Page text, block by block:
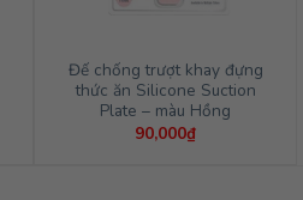
Đế chống trượt khay đựng
thức ăn Silicone Suction
Plate – màu Hồng
90,000₫